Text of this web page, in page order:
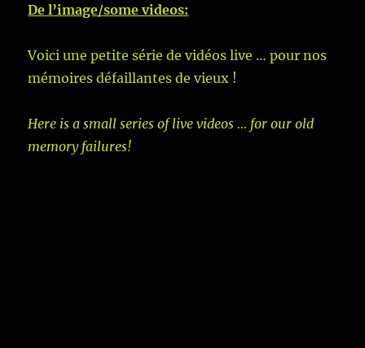
De l’image/some videos:
Voici une petite série de vidéos live … pour nos
mémoires défaillantes de vieux !
Here is a small series of live videos … for our old
memory failures!